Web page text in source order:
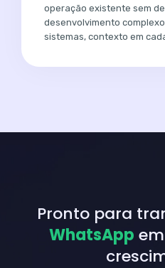
operação existente sem
desenvolvimento
sistemas, contexto em
Pronto para
WhatsApp